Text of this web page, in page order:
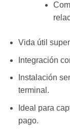
Vida útil
Integración
Instalación
terminal.
Ideal para
pago.